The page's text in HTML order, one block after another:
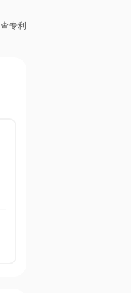
查专利